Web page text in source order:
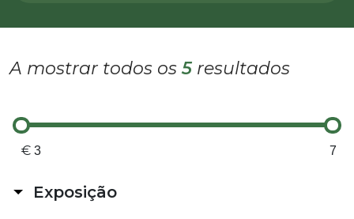
A mostrar todos os 5 resultados
€
Exposição